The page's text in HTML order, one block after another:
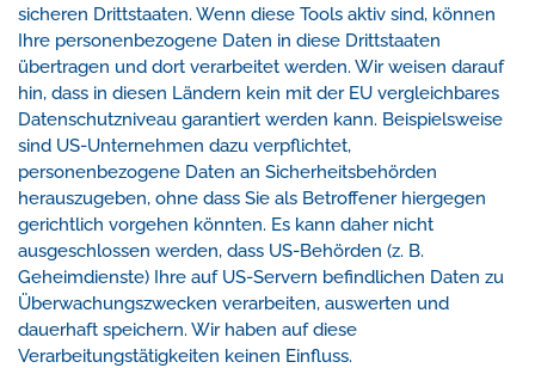
sicheren Drittstaaten. Wenn diese Tools aktiv sind, können
Ihre personenbezogene Daten in diese Drittstaaten
übertragen und dort verarbeitet werden. Wir weisen darauf
hin, dass in diesen Ländern kein mit der EU vergleichbares
Datenschutzniveau garantiert werden kann. Beispielsweise
sind US-Unternehmen dazu verpflichtet,
personenbezogene Daten an Sicherheitsbehörden
herauszugeben, ohne dass Sie als Betroffener hiergegen
gerichtlich vorgehen könnten. Es kann daher nicht
ausgeschlossen werden, dass US-Behörden (z. B.
Geheimdienste) Ihre auf US-Servern befindlichen Daten zu
Überwachungszwecken verarbeiten, auswerten und
dauerhaft speichern. Wir haben auf diese
Verarbeitungstätigkeiten keinen Einfluss.